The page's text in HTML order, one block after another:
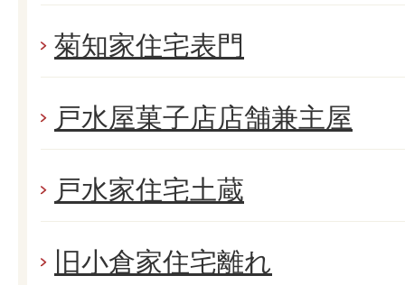
菊知家住宅表門
戸水屋菓子店店舗兼主屋
戸水家住宅土蔵
旧小倉家住宅離れ